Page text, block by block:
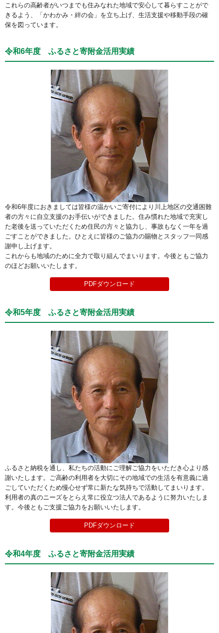
これらの高齢者がいつまでも住みなれた地域で安心して暮らすことがで
きるよう、「かわかみ・絆の会」を立ち上げ、生活支援や移動手段の確
保を図っています。
令和6年度 ふるさと寄附金活用実績
令和6年度におきましては皆様の温かいご寄付により川上地区の交通困難
者の方々に自立支援のお手伝いができました。住み慣れた地域で充実し
た老後を送っていただくため住民の方々と協力し、事故もなく一年を過
ごすことができました。ひとえに皆様のご協力の賜物とスタッフ一同感
謝申し上げます。
これからも地域のために全力で取り組んでまいります。今後ともご協力
のほどお願いいたします。
PDFダウンロード
令和5年度 ふるさと寄附金活用実績
ふるさと納税を通し、私たちの活動にご理解ご協力をいただき心より感
謝いたします。ご高齢の利用者を大切にその地域での生活を有意義に過
ごしていただくため慢心せず常に新たな気持ちで活動してまいります。
利用者の真のニーズをとらえ常に役立つ法人であるように努力いたしま
す。今後ともご支援ご協力をお願いいたします。
PDFダウンロード
令和4年度 ふるさと寄附金活用実績